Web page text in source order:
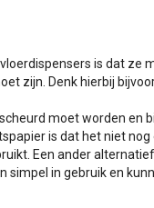
is dat ze
zijn. Denk hierbij
moet worden en
is dat het niet
Een ander
simpel in gebruik en